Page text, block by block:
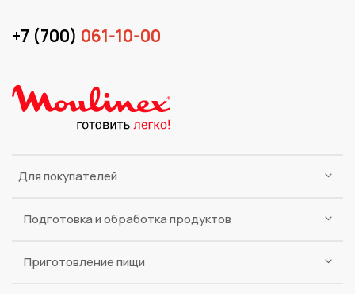
Для покупателей
Подготовка и обработка продуктов
Приготовление пищи
+7 (700) 061-10-00